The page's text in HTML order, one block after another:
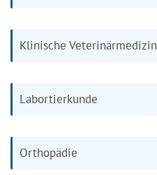
Klinische Veterinärmedizin
Labortierkunde
Orthopädie